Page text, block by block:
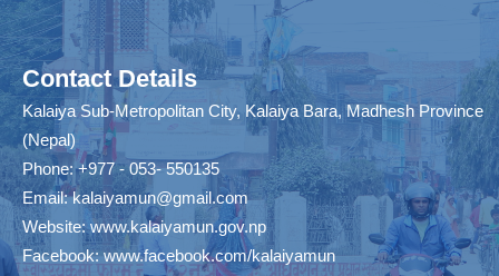
Contact Details
Kalaiya Sub-Metropolitan City, Kalaiya Bara, Madhesh Province
(Nepal)
Phone: +977 - 053- 550135
Email:kalaiyamun@gmail.com
Website:www.kalaiyamun.gov.np
Facebook:www.facebook.com/kalaiyamun